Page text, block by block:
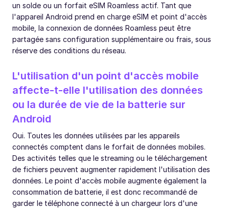
un solde ou un forfait eSIM Roamless actif. Tant que
l'appareil Android prend en charge eSIM et point d'accès
mobile, la connexion de données Roamless peut être
partagée sans configuration supplémentaire ou frais, sous
réserve des conditions du réseau.
L'utilisation d'un point d'accès mobile
affecte-t-elle l'utilisation des données
ou la durée de vie de la batterie sur
Android
Oui. Toutes les données utilisées par les appareils
connectés comptent dans le forfait de données mobiles.
Des activités telles que le streaming ou le téléchargement
de fichiers peuvent augmenter rapidement l'utilisation des
données. Le point d'accès mobile augmente également la
consommation de batterie, il est donc recommandé de
garder le téléphone connecté à un chargeur lors d'une